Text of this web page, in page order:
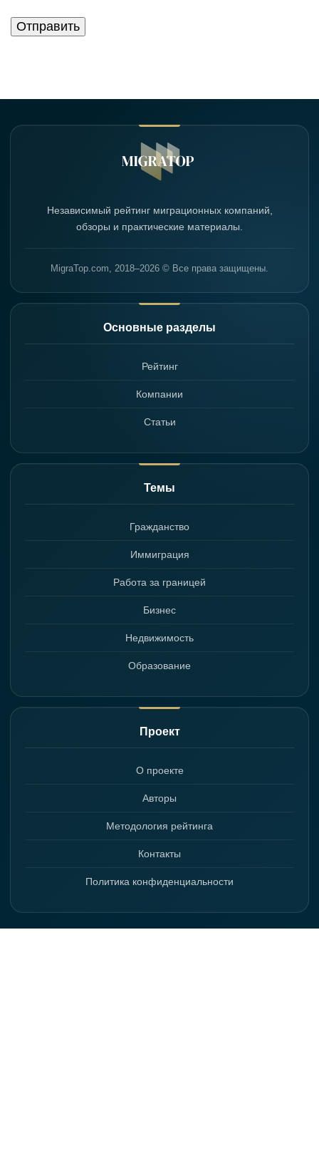
Независимый рейтинг миграционных компаний,
обзоры и практические материалы.
MigraTop.com, 2018–2026 © Все права защищены.
Основные разделы
Рейтинг
Компании
Статьи
Темы
Гражданство
Иммиграция
Работа за границей
Бизнес
Недвижимость
Образование
Проект
О проекте
Авторы
Методология рейтинга
Контакты
Политика конфиденциальности